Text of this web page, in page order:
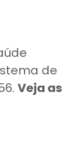
de
Veja as